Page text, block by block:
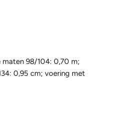
98/104: 0,70 m;
0,95 cm; voering met